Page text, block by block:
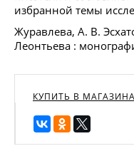
избранной темы
Журавлева, А. В.
Леонтьева :
КУПИТЬ В